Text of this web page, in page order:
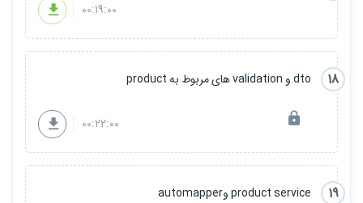
00:19:00
18 dto و validation های مربوط به product
00:22:00
19 product service وautomapper